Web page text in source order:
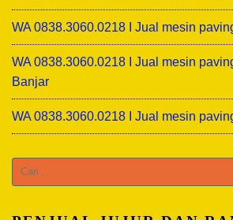
WA 0838.3060.0218 I Jual mesin
WA 0838.3060.0218 I Jual mesin
Banjar
WA 0838.3060.0218 I Jual mesin